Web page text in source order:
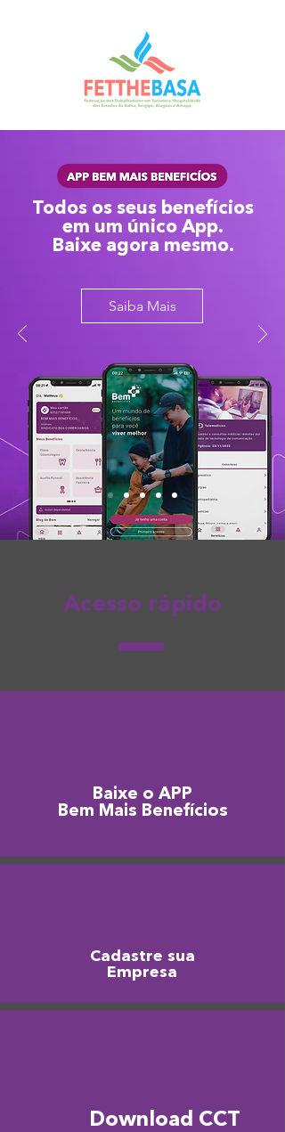
Todos os seus benefícios
em um único App.
Baixe agora mesmo.
Saiba Mais
Acesso rápido
Baixe o APP
Bem Mais Benefícios
Cadastre sua
Empresa
Download CCT